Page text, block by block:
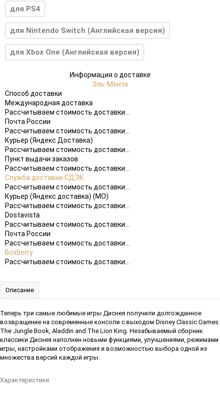
для PS4
для Nintendo Switch (Английская версия)
для Xbox One (Английская версия)
Информация о доставке
Эль-Монте
Способ доставки
Международная доставка
Рассчитываем стоимость доставки...
Почта России
Рассчитываем стоимость доставки...
Курьер (Яндекс Доставка)
Рассчитываем стоимость доставки...
Пункт выдачи заказов
Рассчитываем стоимость доставки...
Служба доставки СДЭК
Рассчитываем стоимость доставки...
Курьер (Яндекс доставка) (МО)
Рассчитываем стоимость доставки...
Dostavista
Рассчитываем стоимость доставки...
Почта России
Рассчитываем стоимость доставки...
Boxberry
Рассчитываем стоимость доставки...
Описание
Теперь три самые любимые игры Диснея получили долгожданное
возвращение на современные консоли с выходом Disney Classic Games:
The Jungle Book, Aladdin and The Lion King. Незабываемый сборник
классики Диснея наполнен новыми функциями, улучшениями, режимами
игры, настройками отображения и возможностью выбора одной из
множества версий каждой игры.
Характеристики